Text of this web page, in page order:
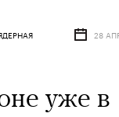
28
уже в